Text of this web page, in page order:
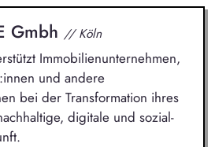
Gmbh // Köln
Immobilienunternehmen,
und andere
bei der Transformation ihres
digitale und sozial-